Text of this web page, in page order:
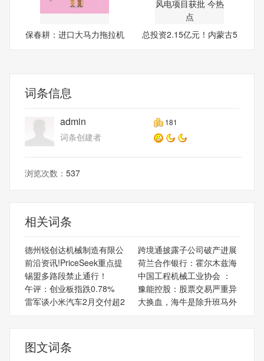
保春耕：进口大马力拖拉机
总投资2.15亿元！内蒙古5
词条信息
admin 181
词条创建者
浏览次数： 537
相关词条
德州锐创达机械制造有限公
跨境通披露子公司破产进展
前沿资讯!PriceSeek重点提
荷兰合作银行：霍尔木兹海
锡盟多路段禁止通行！
中国工程机械工业协会 ：
午评：创业板指跌0.78%
豫能控股：股票交易严重异
雷军谈小米汽车2月交付超2
大换血，海牛是除升班马外
图文词条